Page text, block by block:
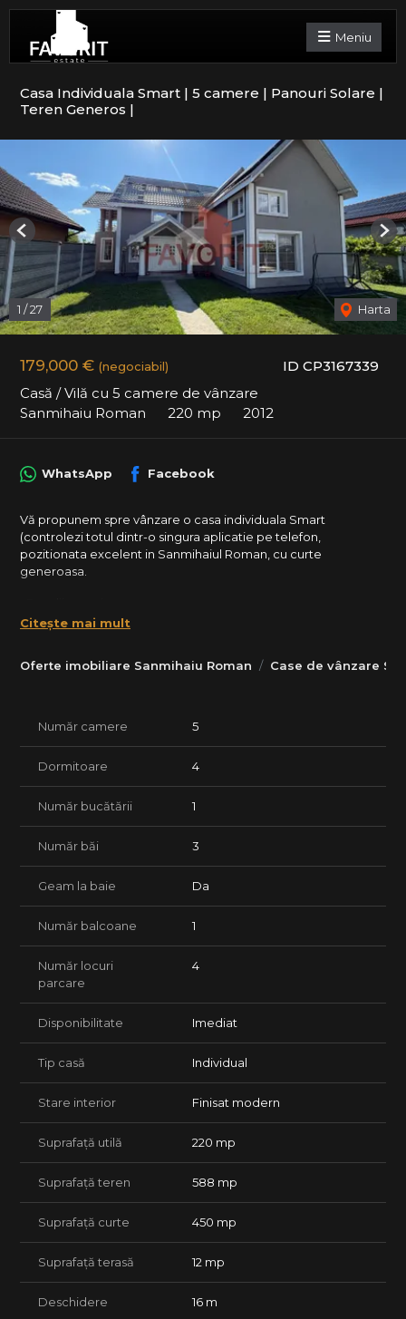
Meniu
Casa Individuala Smart | 5 camere | Panouri Solare |
Teren Generos |
ID CP3167339
179,000 € (negociabil)
Casă / Vilă cu 5 camere de vânzare
Sanmihaiu Roman
220 mp 2012
1 /27 Harta
Previous
Oferte imobiliare Sanmihaiu Roman Case de vânzare
WhatsApp Facebook
Vă propunem spre vânzare o casa individuala Smart
(controlezi totul dintr-o singura aplicatie pe telefon,
pozitionata excelent in Sanmihaiul Roman, cu curte
generoasa.
• Suprafață utilă: 220mp
• Teren: 588 mp
Parter:
✔ Living generos cu zonă de dining
✔ Birou
✔ Camera tehnica
✔ Baie
✔ Dormitor matrimonial cu dressing si baie proprie
✔ 2 Dormitoare ( unul din el transformat in dressing )
✔ Hol generos
✔ A 3-a baie transformata in spalatorie
Curte și exterior
Curtea este împrejmuită și beneficiază de:
✔ Poartă auto automatizată cu telecomandă
✔ Poartă pietonală separată
✔ Posibilitate de parcare pentru până la 4 autoturisme
✔ Zona de gratar
Citește mai mult
Număr camere 5
Dormitoare 4
Număr bucătării 1
Număr băi 3
Geam la baie Da
Număr balcoane 1
Număr locuri
parcare
4
Disponibilitate Imediat
Tip casă Individual
Stare interior Finisat modern
Suprafață utilă 220 mp
Suprafață teren 588 mp
Suprafață curte 450 mp
Suprafață terasă 12 mp
Deschidere 16 m